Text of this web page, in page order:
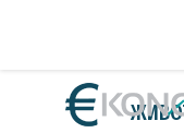
АКТУЕЛНО